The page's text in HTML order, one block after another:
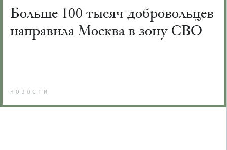
Больше 100 тысяч добровольцев
направила Москва в зону СВО
НОВОСТИ